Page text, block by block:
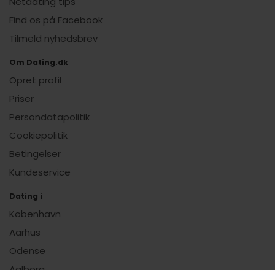
Find os på Facebook
Tilmeld nyhedsbrev
Om Dating.dk
Opret profil
Priser
Persondatapolitik
Cookiepolitik
Betingelser
Kundeservice
Dating i
København
Aarhus
Odense